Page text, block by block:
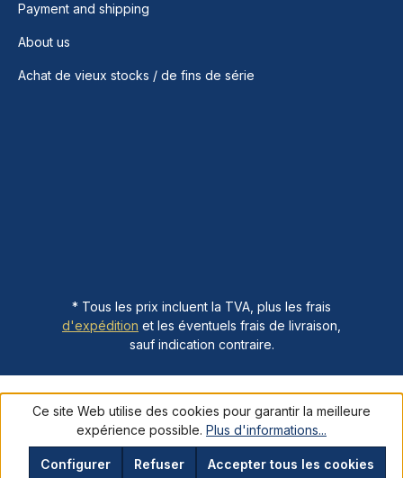
Payment and shipping
About us
Achat de vieux stocks / de fins de série
* Tous les prix incluent la TVA, plus les frais
d'expédition et les éventuels frais de livraison,
sauf indication contraire.
Ce site Web utilise des cookies pour garantir la meilleure
expérience possible. Plus d'informations...
Refuser
Configurer Accepter tous les cookies